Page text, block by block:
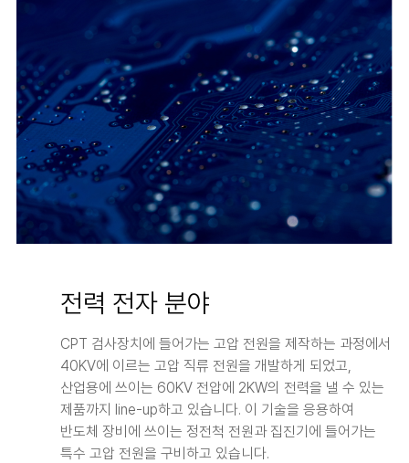
전력 전자 분야
CPT 검사장치에 들어가는 고압 전원을 제작하는 과정에서
40KV에 이르는 고압 직류 전원을 개발하게 되었고,
산업용에 쓰이는 60KV 전압에 2KW의 전력을 낼 수 있는
제품까지 line-up하고 있습니다. 이 기술을 응용하여
반도체 장비에 쓰이는 정전척 전원과 집진기에 들어가는
특수 고압 전원을 구비하고 있습니다.